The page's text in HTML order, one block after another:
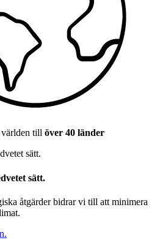
till över 40 länder
sätt.
åtgärder bidrar vi till att minimera